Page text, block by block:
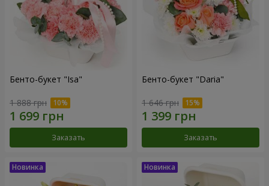
Бенто-букет "Isa"
1 888 грн
Заказать
Бенто-букет "Daria"
1 646 грн
Заказать